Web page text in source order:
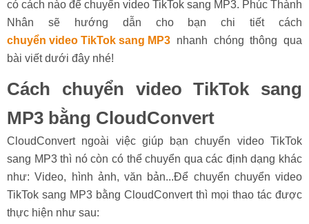
có cách nào để chuyển video TikTok sang MP3. Phúc Thành
Nhân sẽ hướng dẫn cho bạn chi tiết cách
chuyển video TikTok sang MP3 nhanh chóng thông qua
bài viết dưới đây nhé!
Cách chuyển video TikTok sang
MP3 bằng CloudConvert
CloudConvert ngoài việc giúp bạn chuyển video TikTok
sang MP3 thì nó còn có thể chuyển qua các định dạng khác
như: Video, hình ảnh, văn bản...Để chuyển chuyển video
TikTok sang MP3 bằng CloudConvert thì mọi thao tác được
thực hiện như sau: